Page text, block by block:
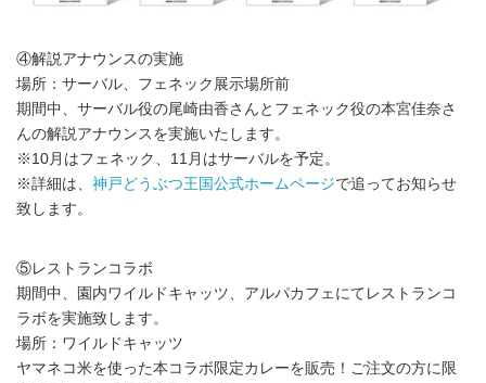
④解説アナウンスの実施
場所：サーバル、フェネック展示場所前
期間中、サーバル役の尾崎由香さんとフェネック役の本宮佳奈さ
んの解説アナウンスを実施いたします。
※10月はフェネック、11月はサーバルを予定。
※詳細は、 神戸どうぶつ王国公式ホームページで追ってお知らせ
致します。
⑤レストランコラボ
期間中、園内ワイルドキャッツ、アルパカフェにてレストランコ
ラボを実施致します。
場所：ワイルドキャッツ
ヤマネコ米を使った本コラボ限定カレーを販売！ご注文の方に限